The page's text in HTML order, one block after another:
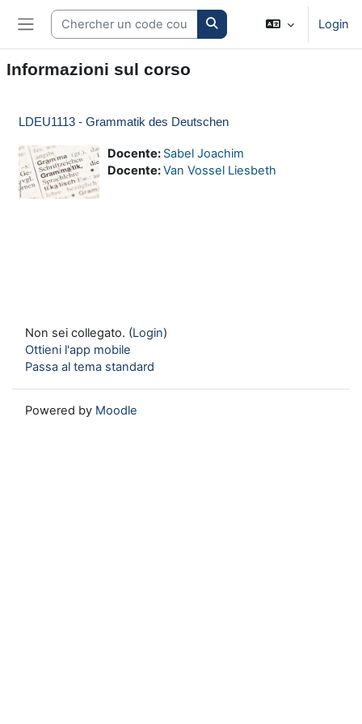
Vai al contenuto principale
Pannello laterale
Search courses Login
Informazioni sul corso
LDEU1113 - Grammatik des Deutschen
Docente: Sabel Joachim
Docente:Van Vossel Liesbeth
Non sei collegato. (Login)
Ottieni l'app mobile
Passa al tema standard
Powered by Moodle